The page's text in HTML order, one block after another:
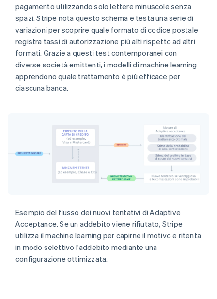
pagamento utilizzando solo lettere minuscole senza
spazi. Stripe nota questo schema e testa una serie di
variazioni per scoprire quale formato di codice postale
registra tassi di autorizzazione più alti rispetto ad altri
formati. Grazie a questi test contemporanei con
diverse società emittenti, i modelli di machine learning
apprendono quale trattamento è più efficace per
ciascuna banca.
Esempio del flusso dei nuovi tentativi di Adaptive
Acceptance. Se un addebito viene rifiutato, Stripe
utilizza il machine learning per capirne il motivo e ritenta
in modo selettivo l'addebito mediante una
configurazione ottimizzata.